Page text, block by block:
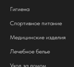
Гигиена
Спортивное питание
Медицинские изделия
Лечебное белье
Уход за домом